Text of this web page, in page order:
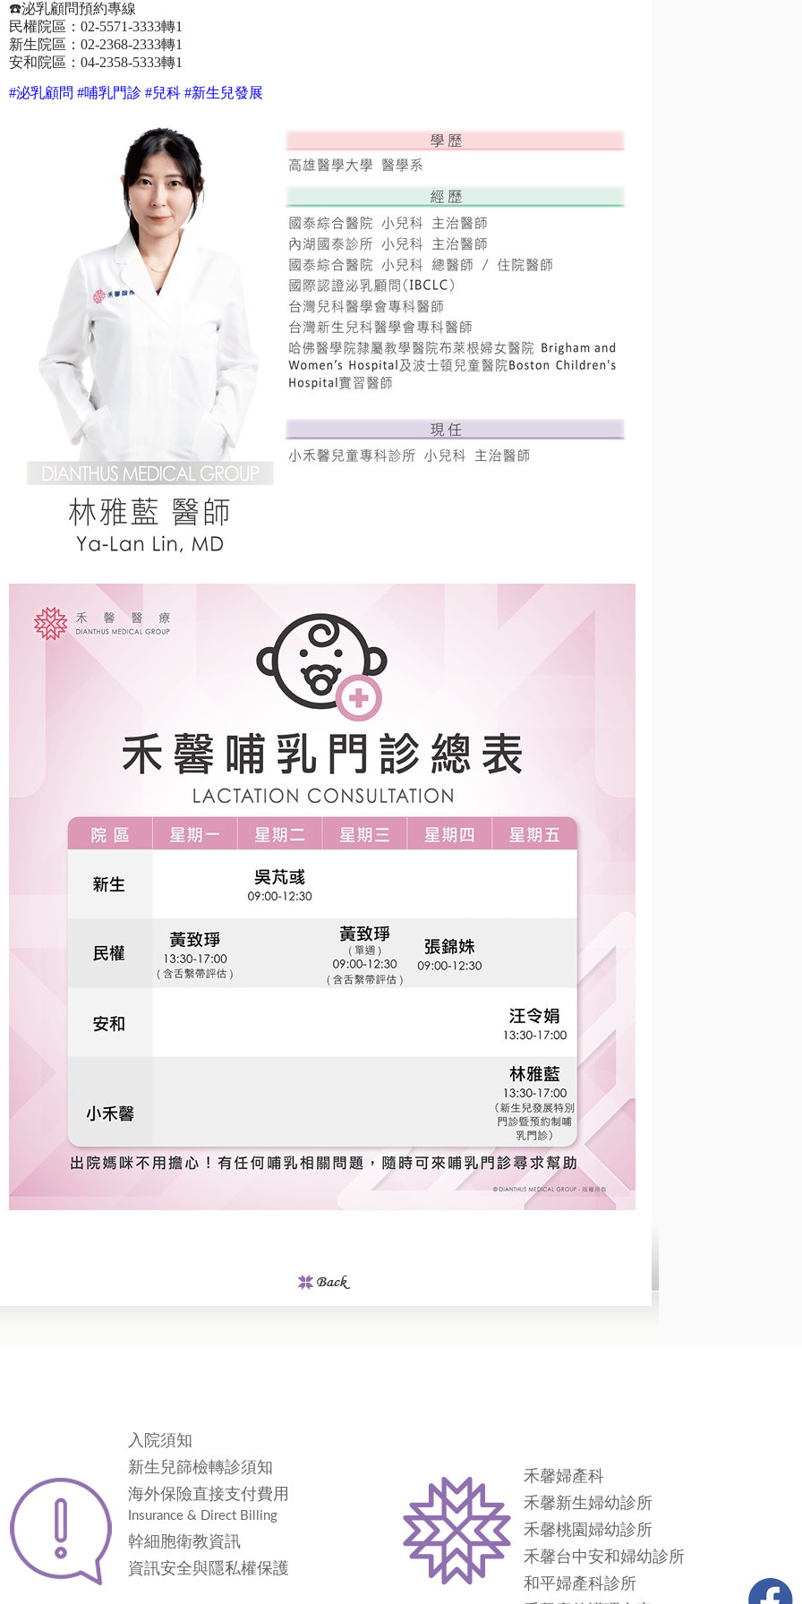
☎️泌乳顧問預約專線
民權院區：02-5571-3333轉1
新生院區：02-2368-2333轉1
安和院區：04-2358-5333轉1
#泌乳顧問 #哺乳門診 #兒科 #新生兒發展
入院須知
新生兒篩檢轉診須知
海外保險直接支付費用
Insurance & Direct Billing
幹細胞衛教資訊
資訊安全與隱私權保護
禾馨婦產科
禾馨新生婦幼診所
禾馨桃園婦幼診所
禾馨台中安和婦幼診所
和平婦產科診所